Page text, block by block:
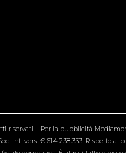
– Per la pubblicità
int. vers. € 614.238.333. Rispetto